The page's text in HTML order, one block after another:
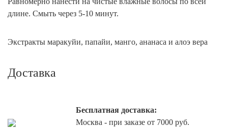
длине. Смыть через 5-10 минут.
Экстракты маракуйи, папайи, манго, ананаса и алоэ вера
Доставка
Бесплатная доставка:
Москва - при заказе от 7000 руб.